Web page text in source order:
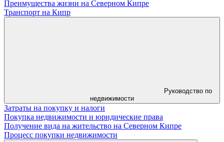
Преимущества жизни на Северном Кипре
Транспорт на Кипр
Руководство по
недвижимости
Затраты на покупку и налоги
Покупка недвижимости и юридические права
Получение вида на жительство на Северном Кипре
Процесс покупки недвижимости